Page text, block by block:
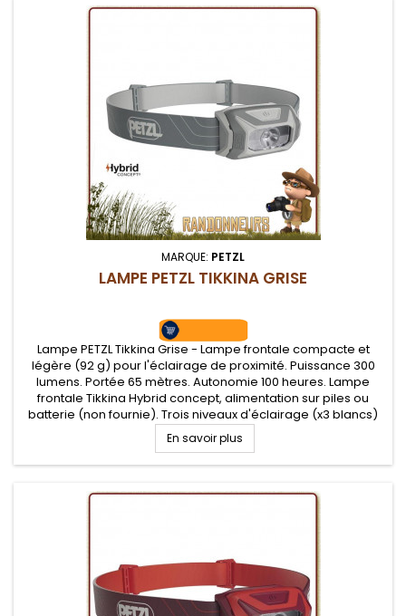
MARQUE: PETZL
LAMPE PETZL TIKKINA GRISE
Lampe PETZL Tikkina Grise - Lampe frontale compacte et
légère (92 g) pour l'éclairage de proximité. Puissance 300
lumens. Portée 65 mètres. Autonomie 100 heures. Lampe
frontale Tikkina Hybrid concept, alimentation sur piles ou
batterie (non fournie). Trois niveaux d'éclairage (x3 blancs)
En savoir plus